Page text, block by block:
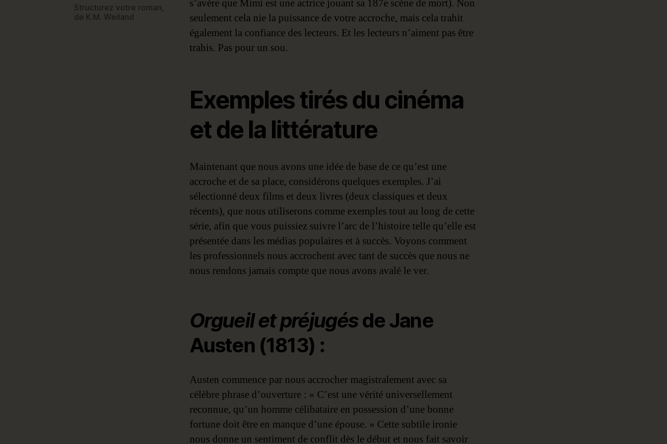
Structurez votre roman,
de K.M. Weiland
s’avère que Mimi est une actrice jouant sa 187e scène de mort). Non
seulement cela nie la puissance de votre accroche, mais cela trahit
également la confiance des lecteurs. Et les lecteurs n’aiment pas être
trahis. Pas pour un sou.
Exemples tirés du cinéma
et de la littérature
Maintenant que nous avons une idée de base de ce qu’est une
accroche et de sa place, considérons quelques exemples. J’ai
sélectionné deux films et deux livres (deux classiques et deux
récents), que nous utiliserons comme exemples tout au long de cette
série, afin que vous puissiez suivre l’arc de l’histoire telle qu’elle est
présentée dans les médias populaires et à succès. Voyons comment
les professionnels nous accrochent avec tant de succès que nous ne
nous rendons jamais compte que nous avons avalé le ver.
Orgueil et préjugésde Jane
Austen (1813) :
Austen commence par nous accrocher magistralement avec sa
célèbre phrase d’ouverture : « C’est une vérité universellement
reconnue, qu’un homme célibataire en possession d’une bonne
fortune doit être en manque d’une épouse. » Cette subtile ironie
nous donne un sentiment de conflit dès le début et nous fait savoir